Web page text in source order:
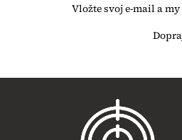
Vložte svoj e-mail a